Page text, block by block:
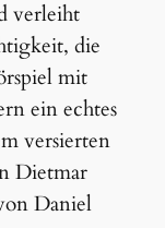
verleiht
die
mit
ein echtes
versierten
Dietmar
Daniel